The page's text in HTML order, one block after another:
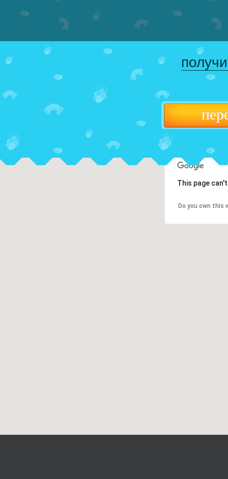
This page
Do you own this